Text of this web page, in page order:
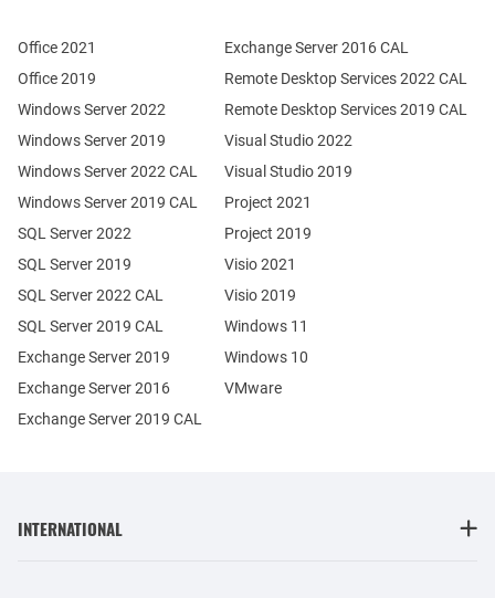
Office 2021
Office 2019
Windows Server 2022
Windows Server 2019
Exchange Server 2019
Exchange Server 2016
SQL Server 2022
SQL Server 2019
Windows Server 2022 CAL
Windows Server 2019 CAL
SQL Server 2022 CAL
SQL Server 2019 CAL
Remote Desktop Services 2022 CAL
Remote Desktop Services 2019 CAL
Exchange Server 2019 CAL
Exchange Server 2016 CAL
Visual Studio 2022
Visual Studio 2019
Project 2021
Project 2019
Visio 2021
Visio 2019
Windows 11
Windows 10
VMware
INTERNATIONAL